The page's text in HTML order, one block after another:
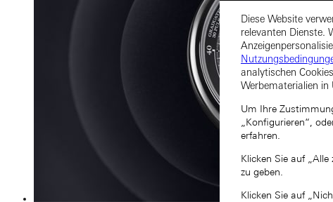
Diese Website
relevanten Dienste.
analytischen
Werbematerialien in
Um Ihre
„Konfigurieren“,
erfahren.
Klicken Sie auf
zu geben.
Klicken Sie auf